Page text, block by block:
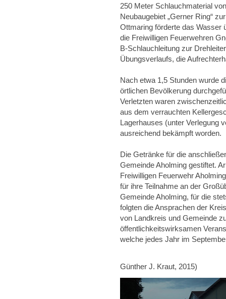
250 Meter Schlauchmaterial
Neubaugebiet „Gerner Ring“
Ottmaring förderte das Wasser
die Freiwilligen Feuerwehren
B-Schlauchleitung zur
Übungsverlaufs, die
Nach etwa 1,5 Stunden wurde
örtlichen Bevölkerung
Verletzten waren
aus dem verrauchten
Lagerhauses (unter Verlegung
ausreichend bekämpft worden.
Die Getränke für die
Gemeinde Aholming gestiftet.
Freiwilligen Feuerwehr
für ihre Teilnahme an der
Gemeinde Aholming, für die
folgten die Ansprachen der
von Landkreis und Gemeinde
öffentlichkeitswirksamen
welche jedes Jahr im
Günther J. Kraut, 2015)